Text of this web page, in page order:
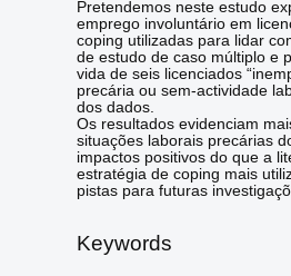
Pretendemos neste estudo
emprego involuntário em
coping utilizadas para lidar
de estudo de caso múltiplo e
vida de seis licenciados
precária ou sem-actividade
dos dados.
Os resultados evidenciam
situações laborais precárias
impactos positivos do que a
estratégia de coping mais
pistas para futuras
Keywords